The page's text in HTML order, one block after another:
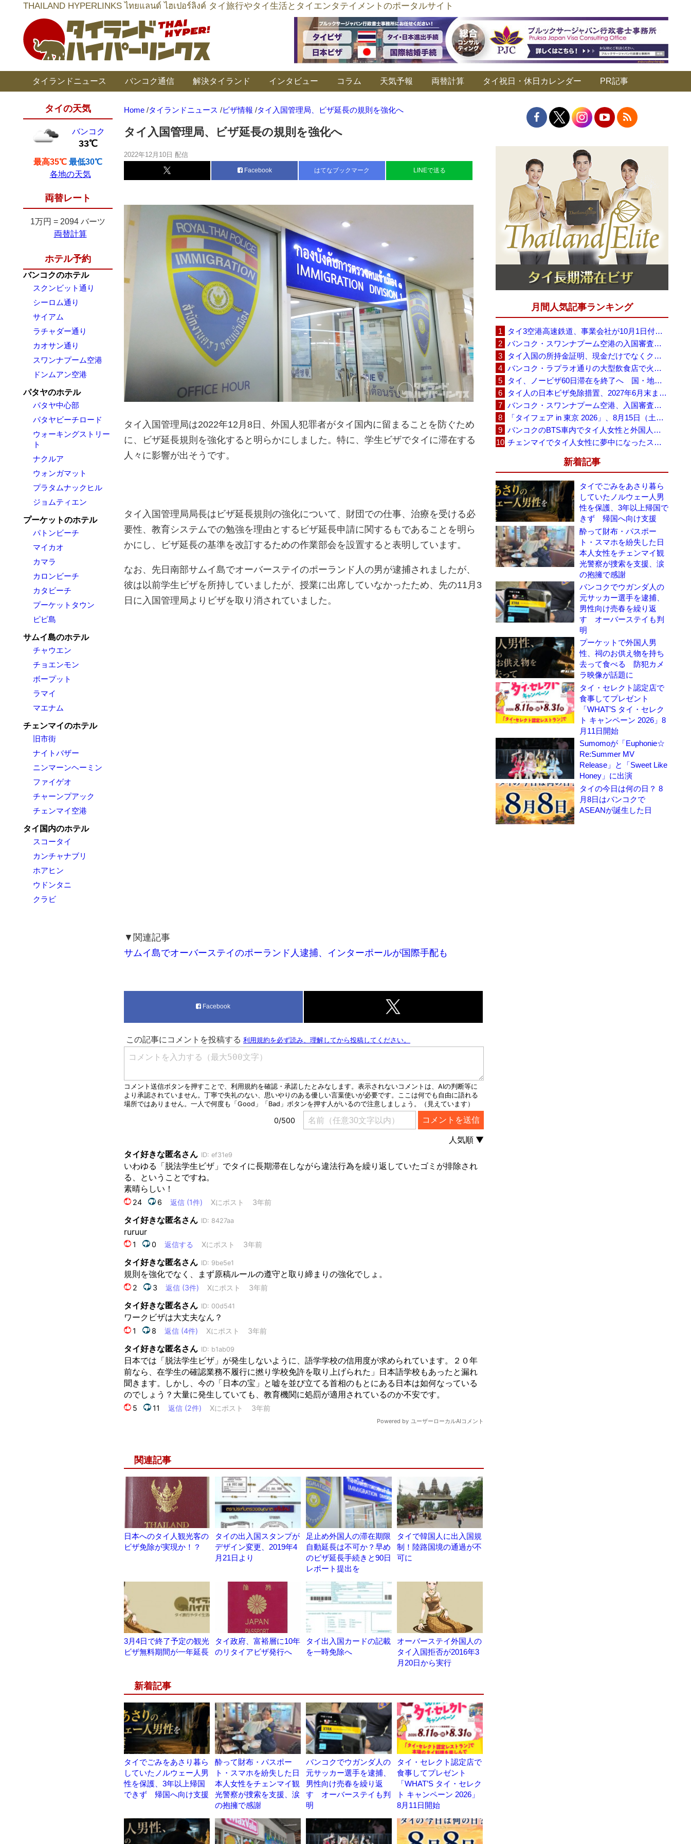
THAILAND HYPERLINKS ไทยแลนด์ ไฮเปอร์ลิงค์ タイ旅行やタイ生活とタイエンタテイメントのポータルサイト
タイランドニュース バンコク通信 解決タイランド インタビュー コラム 天気予報 両替計算 タイ祝日・休日カレンダー PR記事
タイの天気
バンコク
33℃
最高35℃ 最低30℃
各地の天気
両替レート
1万円 = 2094 バーツ
両替計算
ホテル予約
バンコクのホテル
スクンビット通り
シーロム通り
サイアム
ラチャダー通り
カオサン通り
スワンナプーム空港
ドンムアン空港
パタヤのホテル
パタヤ中心部
パタヤビーチロード
ウォーキングストリー
ト
ナクルア
ウォンガマット
プラタムナックヒル
ジョムティエン
プーケットのホテル
パトンビーチ
マイカオ
カマラ
カロンビーチ
カタビーチ
プーケットタウン
ピピ島
サムイ島のホテル
チャウエン
チョエンモン
ボープット
ラマイ
マエナム
チェンマイのホテル
旧市街
ナイトバザー
ニンマーンヘーミン
ファイゲオ
チャーンプアック
チェンマイ空港
タイ国内のホテル
スコータイ
カンチャナブリ
ホアヒン
ウドンタニ
クラビ
Home /タイランドニュース /ビザ情報 /タイ入国管理局、ビザ延長の規則を強化へ
タイ入国管理局、ビザ延長の規則を強化へ
2022年12月10日 配信
Facebook はてなブックマーク LINEで送る
タイ入国管理局は2022年12月8日、外国人犯罪者がタイ国内に留まることを防ぐため
に、ビザ延長規則を強化すると明らかにしました。特に、学生ビザでタイに滞在する
人々に影響が出そうです。
タイ入国管理局局長はビザ延長規則の強化について、財団での仕事、治療を受ける必
要性、教育システムでの勉強を理由とするビザ延長申請に関するもであることを明ら
かにし、ビザ延長の基準を改訂するための作業部会を設置すると表明しています。
なお、先日南部サムイ島でオーバーステイのポーランド人の男が逮捕されましたが、
彼は以前学生ビザを所持していましたが、授業に出席していなかったため、先の11月3
日に入国管理局よりビザを取り消されていました。
▼関連記事
サムイ島でオーバーステイのポーランド人逮捕、インターポールが国際手配も
Facebook
関連記事
日本へのタイ人観光客の
ビザ免除が実現か！？
タイの出入国スタンプが
デザイン変更、2019年4
月21日より
足止め外国人の滞在期限
自動延長は不可か？早め
のビザ延長手続きと90日
レポート提出を
タイで韓国人に出入国規
制！陸路国境の通過が不
可に
3月4日で終了予定の観光
ビザ無料期間が一年延長
タイ政府、富裕層に10年
のリタイアビザ発行へ
タイ出入国カードの記載
を一時免除へ
オーバーステイ外国人の
タイ入国拒否が2016年3
月20日から実行
新着記事
タイでごみをあさり暮ら
していたノルウェー人男
性を保護、3年以上帰国
できず 帰国へ向け支援
酔って財布・パスポー
ト・スマホを紛失した日
本人女性をチェンマイ観
光警察が捜索を支援、涙
の抱擁で感謝
バンコクでウガンダ人の
元サッカー選手を逮捕、
男性向け売春を繰り返
す オーバーステイも判
明
タイ・セレクト認定店で
食事してプレゼント
「WHAT’S タイ・セレク
ト キャンペーン 2026」
8月11日開始
月間人気記事ランキング
タイ3空港高速鉄道、事業会社が10月1日付の契約終了を通知 「現時点での撤退決定ではない」
バンコク・スワンナプーム空港の入国審査に長蛇の列、SNSで「3～4時間待ち」との投稿が拡散
タイ入国の所持金証明、現金だけでなくクレジットカードや銀行明細も提示可能
バンコク・ラプラオ通りの大型飲食店で火災、27人死亡・多数負傷
タイ、ノービザ60日滞在を終了へ 国・地域別に30日・15日へ再編
タイ人の日本ビザ免除措置、2027年6月末まで延長 不安広がる中でひとまず安堵
バンコク・スワンナプーム空港、入国審査で2～3時間待ちの時間帯も 審査厳格化と人員不足が影響か
「タイフェア in 東京 2026」、8月15日（土）・16日（日）に代々木公園で開催
バンコクのBTS車内でタイ人女性と外国人学生グループが口論、騒音めぐる動画が拡散
チェンマイでタイ人女性に夢中になったスウェーデン人男性、全財産を失い捨てられる
新着記事
タイでごみをあさり暮ら
していたノルウェー人男
性を保護、3年以上帰国で
きず 帰国へ向け支援
酔って財布・パスポー
ト・スマホを紛失した日
本人女性をチェンマイ観
光警察が捜索を支援、涙
の抱擁で感謝
バンコクでウガンダ人の
元サッカー選手を逮捕、
男性向け売春を繰り返
す オーバーステイも判
明
プーケットで外国人男
性、祠のお供え物を持ち
去って食べる 防犯カメ
ラ映像が話題に
タイ・セレクト認定店で
食事してプレゼント
「WHAT’S タイ・セレク
ト キャンペーン 2026」8
月11日開始
Sumomoが「Euphonie☆
Re:Summer MV
Release」と「Sweet Like
Honey」に出演
タイの今日は何の日？ 8
月8日はバンコクで
ASEANが誕生した日